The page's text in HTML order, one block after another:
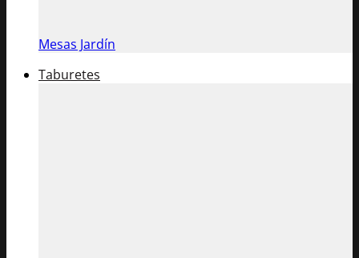
Mesas Jardín
Taburetes